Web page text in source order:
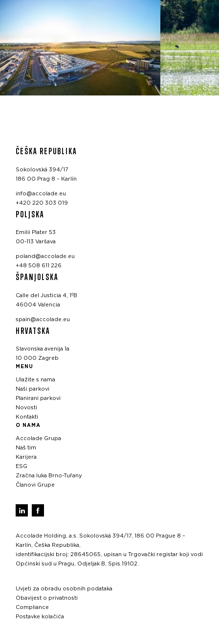
ČEŠKA REPUBLIKA
Sokolovská 394/17
186 00 Prag 8 – Karlín
info@accolade.eu
+420 220 303 019
POLJSKA
Emilii Plater 53
00-113 Varšava
poland@accolade.eu
+48 508 611 226
ŠPANJOLSKA
Calle del Justicia 4, 1ºB
46004 Valencia
spain@accolade.eu
HRVATSKA
Slavonska avenija 1a
10 000 Zagreb
MENU
Ulažite s nama
Naši parkovi
Planirani parkovi
Novosti
Kontakti
O NAMA
Accolade Grupa
Naš tim
Karijera
ESG
Zračna luka Brno-Tuřany
Članovi Grupe
Accolade Holding, a.s. Sokolovská 394/17, 186 00 Prague 8 –
Karlín, Češka Republika,
identifikacijski broj: 28645065, upisan u Trgovački registar koji vodi
Općinski sud u Pragu, Odjeljak B, Spis 19102.
Uvjeti za obradu osobnih podataka
Obavijest o privatnosti
Compliance
Postavke kolačića